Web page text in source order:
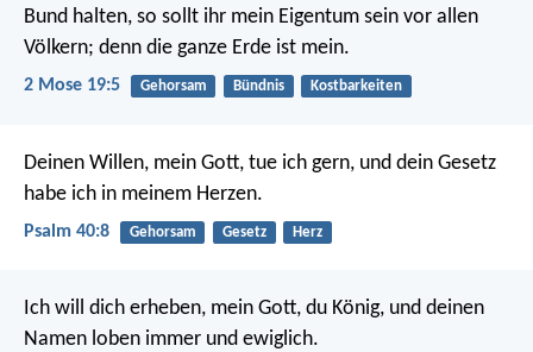
Bund halten, so sollt ihr mein Eigentum sein vor allen
Völkern; denn die ganze Erde ist mein.
2 Mose 19:5 Gehorsam Bündnis Kostbarkeiten
Deinen Willen, mein Gott, tue ich gern, und dein Gesetz
habe ich in meinem Herzen.
Psalm 40:8 Gehorsam Gesetz Herz
Ich will dich erheben, mein Gott, du König, und deinen
Namen loben immer und ewiglich.